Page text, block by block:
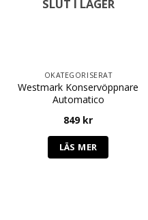
SLUT I LAGER
OKATEGORISERAT
Westmark Konservöppnare
Automatico
849 kr
LÄS MER